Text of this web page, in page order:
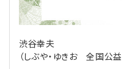
評議員
登記関連
寄附
税務
給与計算
法改正-労務
利益相反取引
個人情報
経営
資産運用
連載
連載
【連載】公益法人制度の
無料記事
渋谷幸夫
（しぶや・ゆきお 全国公